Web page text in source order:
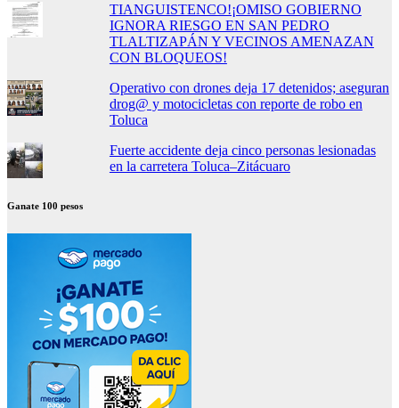
TIANGUISTENCO!¡OMISO GOBIERNO
IGNORA RIESGO EN SAN PEDRO
TLALTIZAPÁN Y VECINOS AMENAZAN
CON BLOQUEOS!
Operativo con drones deja 17 detenidos; aseguran
drog@ y motocicletas con reporte de robo en
Toluca
Fuerte accidente deja cinco personas lesionadas
en la carretera Toluca–Zitácuaro
Ganate 100 pesos